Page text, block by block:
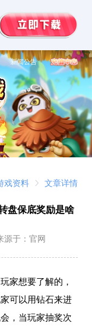
新闻公告
戏资料 文章详情
盘保底奖励是啥
源于：官网
家想要了解的，
可以用钻石来进
，当玩家抽奖次